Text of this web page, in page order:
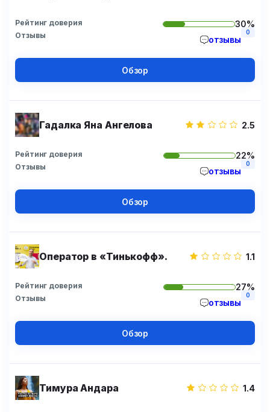
Рейтинг доверия 30%
Отзывы отзывы
0
Обзор
Гадалка Яна Ангелова 2.5
Рейтинг доверия 22%
Отзывы отзывы
0
Обзор
Оператор в «Тинькофф». 1.1
Рейтинг доверия 27%
Отзывы отзывы
0
Обзор
Тимура Андара 1.4